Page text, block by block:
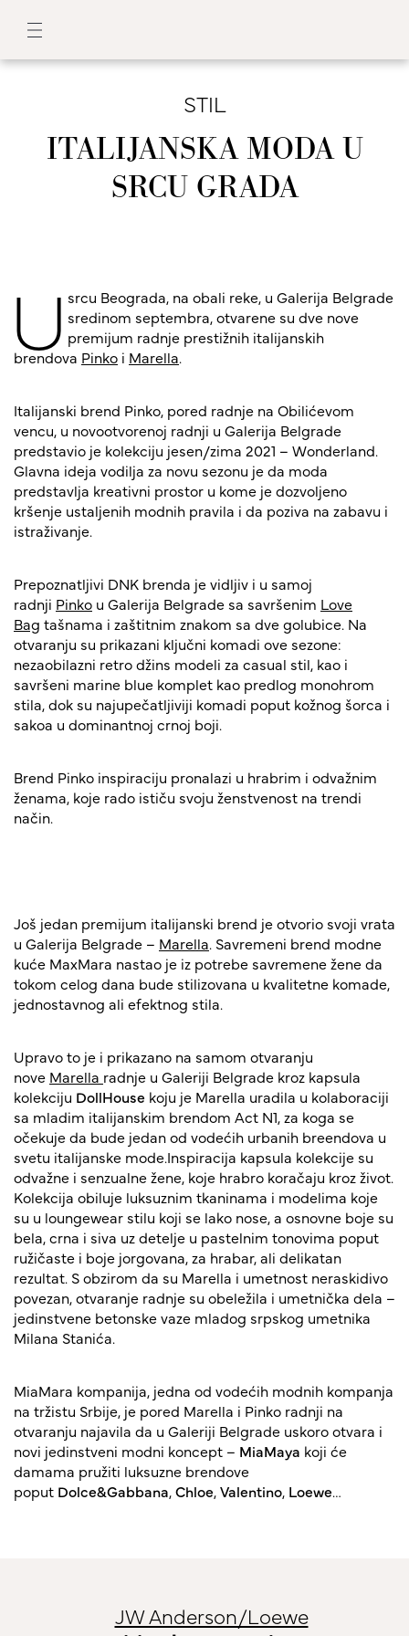
STIL
ITALIJANSKA MODA U
SRCU GRADA
U srcu Beograda, na obali reke, u Galerija Belgrade
sredinom septembra, otvarene su dve nove
premijum radnje prestižnih italijanskih
brendova Pinko i Marella.
Italijanski brend Pinko, pored radnje na Obilićevom
vencu, u novootvorenoj radnji u Galerija Belgrade
predstavio je kolekciju jesen/zima 2021 – Wonderland.
Glavna ideja vodilja za novu sezonu je da moda
predstavlja kreativni prostor u kome je dozvoljeno
kršenje ustaljenih modnih pravila i da poziva na zabavu i
istraživanje.
Prepoznatljivi DNK brenda je vidljiv i u samoj
radnji Pinko u Galerija Belgrade sa savršenim Love
Bag tašnama i zaštitnim znakom sa dve golubice. Na
otvaranju su prikazani ključni komadi ove sezone:
nezaobilazni retro džins modeli za casual stil, kao i
savršeni marine blue komplet kao predlog monohrom
stila, dok su najupečatljiviji komadi poput kožnog šorca i
sakoa u dominantnoj crnoj boji.
Brend Pinko inspiraciju pronalazi u hrabrim i odvažnim
ženama, koje rado ističu svoju ženstvenost na trendi
način.
Još jedan premijum italijanski brend je otvorio svoji vrata
u Galerija Belgrade – Marella. Savremeni brend modne
kuće MaxMara nastao je iz potrebe savremene žene da
tokom celog dana bude stilizovana u kvalitetne komade,
jednostavnog ali efektnog stila.
Upravo to je i prikazano na samom otvaranju
nove Marella radnje u Galeriji Belgrade kroz kapsula
kolekciju DollHouse koju je Marella uradila u kolaboraciji
sa mladim italijanskim brendom Act N1, za koga se
očekuje da bude jedan od vodećih urbanih breendova u
svetu italijanske mode.Inspiracija kapsula kolekcije su
odvažne i senzualne žene, koje hrabro koračaju kroz život.
Kolekcija obiluje luksuznim tkaninama i modelima koje
su u loungewear stilu koji se lako nose, a osnovne boje su
bela, crna i siva uz detelje u pastelnim tonovima poput
ružičaste i boje jorgovana, za hrabar, ali delikatan
rezultat. S obzirom da su Marella i umetnost neraskidivo
povezan, otvaranje radnje su obeležila i umetnička dela –
jedinstvene betonske vaze mladog srpskog umetnika
Milana Stanića.
MiaMara kompanija, jedna od vodećih modnih kompanja
na tržistu Srbije, je pored Marella i Pinko radnji na
otvaranju najavila da u Galeriji Belgrade uskoro otvara i
novi jedinstveni modni koncept – MiaMaya koji će
damama pružiti luksuzne brendove
poput Dolce&Gabbana,Chloe,Valentino, Loewe…
JW Anderson/Loewe